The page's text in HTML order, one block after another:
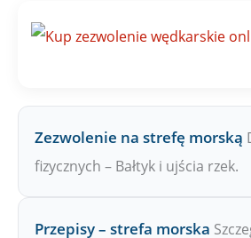
Zezwolenie na strefę morską
fizycznych – Bałtyk i ujścia rzek.
Przepisy – strefa morska